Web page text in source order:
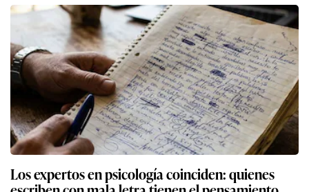
Los expertos en psicología coinciden: quienes